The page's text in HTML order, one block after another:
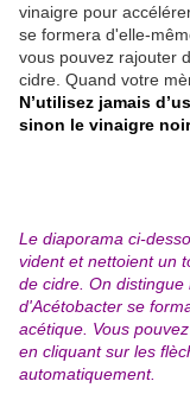
vinaigre pour
se formera d'elle-
vous pouvez rajouter
cidre. Quand votre
N’utilisez jamais
sinon le vinaigre
Le diaporama ci-
vident et nettoient un
de cidre. On
d'Acétobacter se
acétique. Vous
en cliquant sur les
automatiquement.